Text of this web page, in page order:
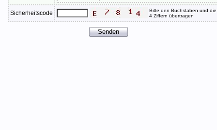
Sicherheitscode
Bitte den Buchstaben und die
4 Ziffern übertragen